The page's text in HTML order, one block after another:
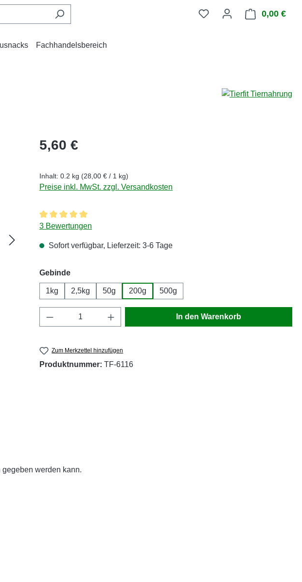
0,00 €
Fachhandelsbereich
Regulärer Preis:
5,60 €
Inhalt: 0.2 kg (28,00 € / 1 kg)
Preise inkl. MwSt. zzgl. Versandkosten
Durchschnittliche Bewertung von 5 von 5 Sternen
3 Bewertungen
Sofort verfügbar, Lieferzeit: 3-6 Tage
Gebindeauswählen
1kg 2,5kg 50g 200g 500g
Produkt Anzahl: Gib den gewünschten Wert ein
In den Warenkorb
Zum Merkzettel hinzufügen
Produktnummer: TF-6116
werden kann.